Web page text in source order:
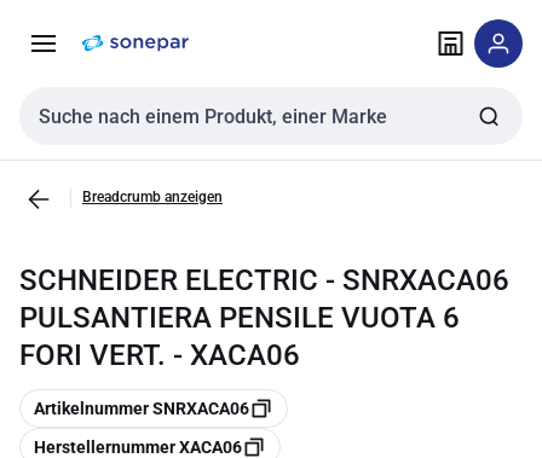
NavigationInhalt
Sucheingabe
Breadcrumb anzeigen
SCHNEIDER ELECTRIC - SNRXACA06
PULSANTIERA PENSILE VUOTA 6
FORI VERT. - XACA06
Kopieren
Artikelnummer SNRXACA06
Kopieren
Herstellernummer XACA06